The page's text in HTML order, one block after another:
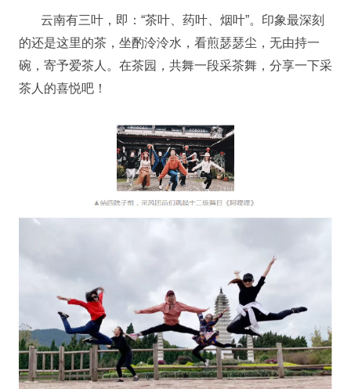
云南有三叶，即：“茶叶、药叶、烟叶”。印象最深刻
的还是这里的茶，坐酌泠泠水，看煎瑟瑟尘，无由持一
碗，寄予爱茶人。在茶园，共舞一段采茶舞，分享一下采
茶人的喜悦吧！